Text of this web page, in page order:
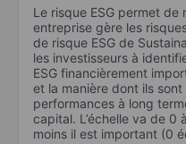
Le risque ESG permet
entreprise gère les
de risque ESG de
les investisseurs à
ESG financièrement
et la manière dont ils
performances à long
capital. L’échelle va de 0
moins il est important (0